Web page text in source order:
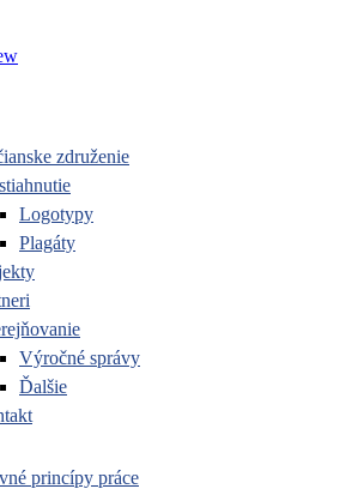
združenie
Logotypy
Plagáty
Výročné správy
Ďalšie
princípy práce